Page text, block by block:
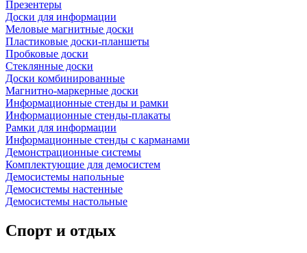
Презентеры
Доски для информации
Меловые магнитные доски
Пластиковые доски-планшеты
Пробковые доски
Стеклянные доски
Доски комбинированные
Магнитно-маркерные доски
Информационные стенды и рамки
Информационные стенды-плакаты
Рамки для информации
Информационные стенды с карманами
Демонстрационные системы
Комплектующие для демосистем
Демосистемы напольные
Демосистемы настенные
Демосистемы настольные
Спорт и отдых